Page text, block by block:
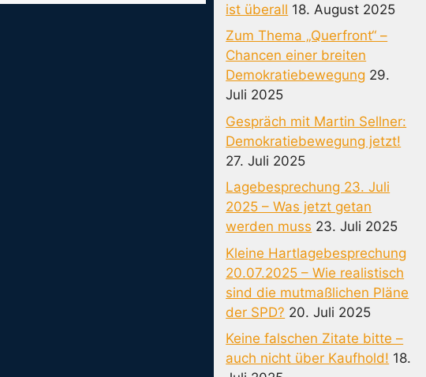
ist überall 18. August 2025
Zum Thema „Querfront“ –
Chancen einer breiten
Demokratiebewegung 29.
Juli 2025
Gespräch mit Martin Sellner:
Demokratiebewegung jetzt!
27. Juli 2025
Lagebesprechung 23. Juli
2025 – Was jetzt getan
werden muss 23. Juli 2025
Kleine Hartlagebesprechung
20.07.2025 – Wie realistisch
sind die mutmaßlichen Pläne
der SPD? 20. Juli 2025
Keine falschen Zitate bitte –
auch nicht über Kaufhold! 18.